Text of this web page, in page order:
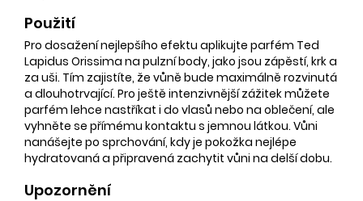
Použití
Pro dosažení nejlepšího efektu aplikujte parfém Ted
Lapidus Orissima na pulzní body, jako jsou zápěstí, krk a
za uši. Tím zajistíte, že vůně bude maximálně rozvinutá
a dlouhotrvající. Pro ještě intenzivnější zážitek můžete
parfém lehce nastříkat i do vlasů nebo na oblečení, ale
vyhněte se přímému kontaktu s jemnou látkou. Vůni
nanášejte po sprchování, kdy je pokožka nejlépe
hydratovaná a připravená zachytit vůni na delší dobu.
Upozornění